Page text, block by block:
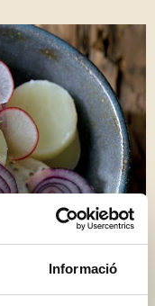
Informació